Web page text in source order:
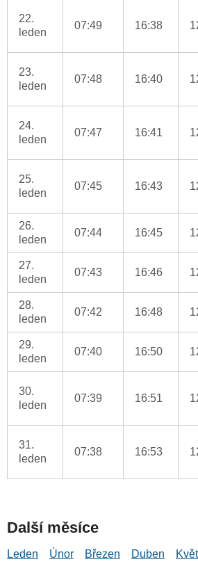
22.
leden
07:49 16:38
23.
leden
07:48 16:40
24.
leden
07:47 16:41
25.
leden
07:45 16:43
26.
leden
07:44 16:45
27.
leden
07:43 16:46
28.
leden
07:42 16:48
29.
leden
07:40 16:50
30.
leden
07:39 16:51
31.
leden
07:38 16:53
Další měsíce
Leden Únor Březen Duben